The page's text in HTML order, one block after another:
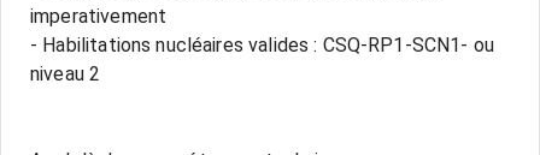
imperativement
- Habilitations nucléaires valides : CSQ-RP1-SCN1- ou
niveau 2